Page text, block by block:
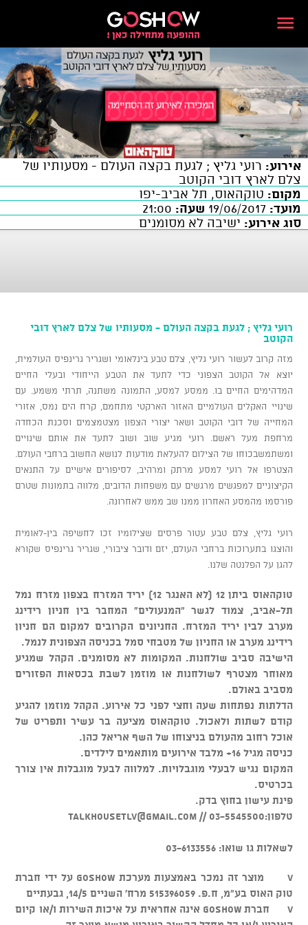
אירוע: רועי גליץ ; לגעת בקצה העולם - מסעותיו של
צלם לארץ דובי הקוטב
מקום: טוקהאוס, תל אביב-יפו
מועד:
שעה:
סוג אירוע: ישיבה לא מסומנים
רועי גליץ ; לגעת בקצה העולם - מסעותיו של צלם לארץ דובי
הקוטב
מזה קרוב לעשור רועי גליץ, צלם טבע בינלאומי ושגריר גרינפיס העולמית,
יוצא אל הקוטב הצפוני כדי לתעד את הטבע הייחודי ובעלי החיים
המדהימים החיים בו. ממסע למסע, התמונה משתנה, תרתי משמע. עם
שינויי האקלים העולמיים האזור הארקטי מתחמם, קרח הים נמס, אזורי
המחייה של דובי הקוטב ושאר יצורי הצפון מצטמצמים וסכנת הכחדה
מרחפת מעל ראשם. רועי מגיע שוב ושוב לתעד את אותם שינויים
ומשתמשבכוחו של הצילום להעלאת מודעות לנושא החשוב ברחבי העולם.
הצטרפו אל רועי למסע מרתק ומרהיב, לסיפורים אישיים על התנאים
הקיצוניים למפגשים מרגשים עם משפחות הדובים, מלווה בתמונות שטרם
פורסמו מהמסע האחרון ממנו שב ממש לאחרונה.
רועי גליץ, צלם טבע עטור פרסים שצילומיו זכו לחשיפה בין-לאומית
והוצגו בתערוכות ברחבי העולם, יזם ודובר ציבורי, שגריר גרינפיס שקורא
להגן על הפלנטה שלנו.
טוקהאוס ביתן 12 (לא האנגר 12) יריד המזרח בצפון מזרח נמל
תל-אביב, צמוד לגשר "המנעולים" המחבר בין חניון רידינג
מערב לבין יריד המזרח. החניונים הקרובים למקום הם חניון
רידינג מערב או החניון של מטבחי סמל בכניסה הצפונית לנמל.
הישיבה סביב שולחנות. המקומות לא מסומנים. הקהל שמגיע
מאוחר מצטרף לשולחנות או מוזמן לשבת בכסאות הפזורים
מסביב באולם.
הדלתות נפתחות שעה וחצי לפני כל אירוע. הקהל מוזמן להגיע
קודם לשתות ולאכול. טוקהאוס מציעה בר עשיר ותפריט של
אוכל רחוב מהעולם בניצוחו של השף אריאל כהן.
כניסה מגיל 16+ מלבד אירועים מותאמים לילדים.
המקום נגיש לבעלי מוגבלויות. למלווה לבעל מוגבלות אין צורך
בכרטיס.
פינת עישון בחוץ בדק.
טלפון:03-5545500 //
talkhousetlv@gmail.com
לשאלות גו שואו: 03-6133556
v מוצר זה נמכר באמצעות מערכת GOSHOW על ידי חברת
טוק האוס בע"מ, ח.פ. 515396059 מרח' השניים 14/5, גבעתיים
v חברת GOSHOW אינה אחראית על איכות השירות ו/או קיום